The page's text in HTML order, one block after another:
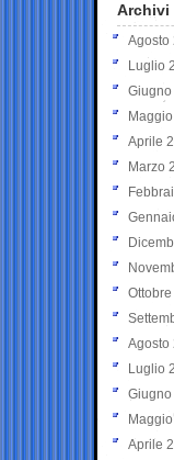
Archivi
Agosto
Luglio
Giugno
Aprile
Marzo
Agosto
Luglio
Giugno
Aprile